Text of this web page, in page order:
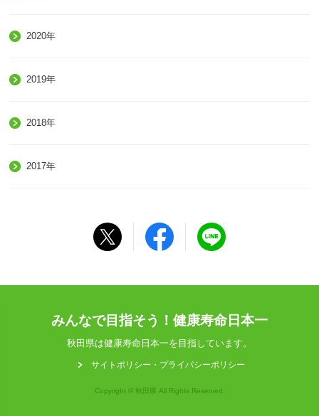
2020年
2019年
2018年
2017年
みんなで目指そう！健康寿命日本一
秋田県は健康寿命日本一を目指しています。
サイトポリシー・プライパシーポリシー
Copyright © 秋田県 All Rights Reserved.